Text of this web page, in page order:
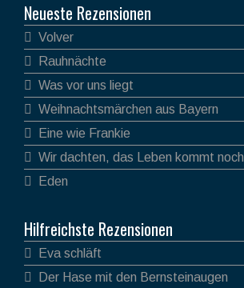
Neueste Rezensionen
Volver
Rauhnächte
Was vor uns liegt
Weihnachtsmärchen aus Bayern
Eine wie Frankie
Wir dachten, das Leben kommt noch
Eden
Hilfreichste Rezensionen
Eva schläft
Der Hase mit den Bernsteinaugen